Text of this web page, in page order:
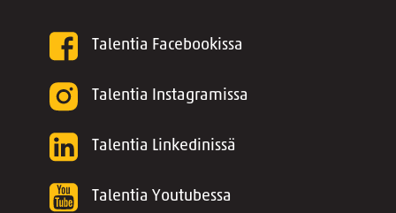
Talentia Facebookissa
Talentia Instagramissa
Talentia Linkedinissä
Talentia Youtubessa